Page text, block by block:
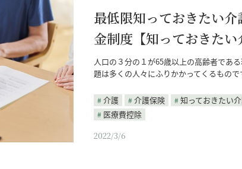
最低限知っておきたい
金制度【知っておきた
人口の３分の１が65歳以上の高齢者であ
題は多くの人々にふりかかってくるもの
介護 介護保険
知っておきたい
医療費控除
2022/3/6